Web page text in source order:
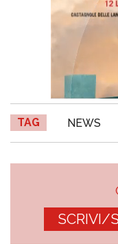
TAG NEWS
SCRIVI/